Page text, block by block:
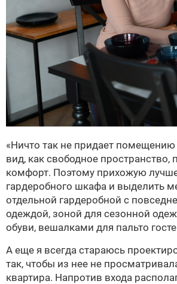
«Ничто так не придает помещению
вид, как свободное пространство,
комфорт. Поэтому прихожую
гардеробного шкафа и выделить
отдельной гардеробной с
одеждой, зоной для сезонной
обуви, вешалками для пальто
А еще я всегда стараюсь
так, чтобы из нее не
квартира. Напротив входа